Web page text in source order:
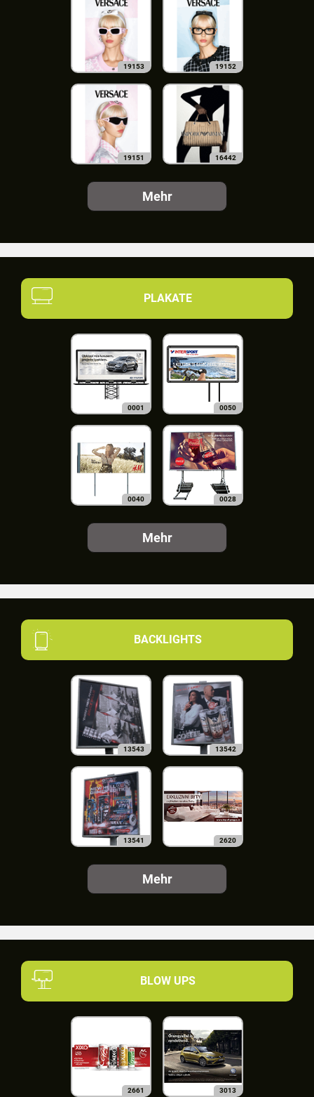
19153 19152
19151 16442
Mehr
PLAKATE
0001 0050
0040 0028
Mehr
BACKLIGHTS
13543 13542
13541 2620
Mehr
BLOW UPS
2661 3013